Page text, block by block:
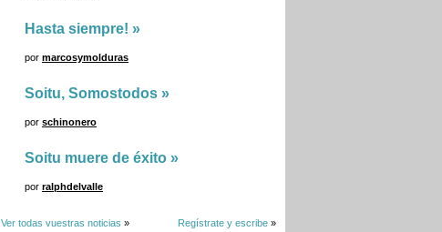
Hasta siempre! »
por marcosymolduras
Soitu, Somostodos »
por schinonero
Soitu muere de éxito »
por ralphdelvalle
Ver todas vuestras noticias » Regístrate y escribe »